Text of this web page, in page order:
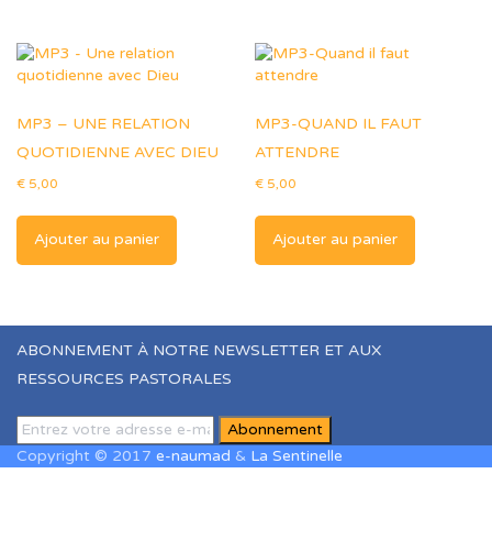
MP3 – UNE RELATION
QUOTIDIENNE AVEC DIEU
€ 5,00
Ajouter au panier
MP3-QUAND IL FAUT
ATTENDRE
€ 5,00
Ajouter au panier
ABONNEMENT À NOTRE NEWSLETTER ET AUX
RESSOURCES PASTORALES
Copyright © 2017 e-naumad & La Sentinelle